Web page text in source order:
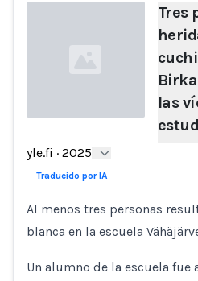
Loading...
Tres
las
yle.fi · 2025
Traducido por IA
Al menos tres personas
blanca en la escuela
Un alumno de la escuela